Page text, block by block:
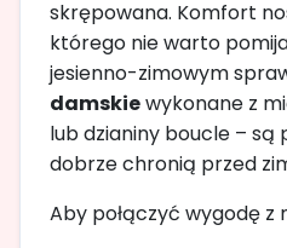
skrępowana. Komfort
którego nie warto
jesienno-zimowym
damskiewykonane z
lub dzianiny boucle – są
dobrze chronią przed
Aby połączyć wygodę